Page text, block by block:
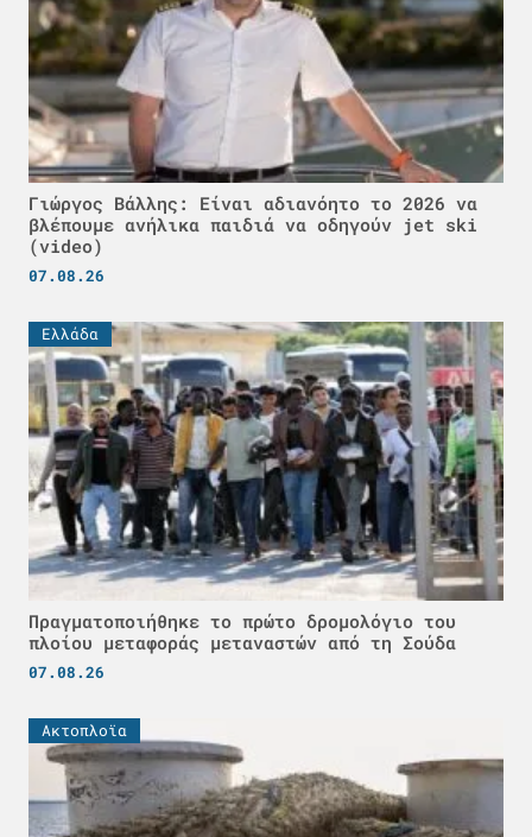
Γιώργος Βάλλης: Είναι αδιανόητο το 2026 να
βλέπουμε ανήλικα παιδιά να οδηγούν jet ski
(video)
07.08.26
Ελλάδα
Πραγματοποιήθηκε το πρώτο δρομολόγιο του
πλοίου μεταφοράς μεταναστών από τη Σούδα
07.08.26
Ακτοπλοϊα